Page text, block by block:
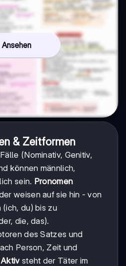
Ansehen
& Zeitformen
(Nominativ, Genitiv,
können männlich,
sein. Pronomen
weisen auf sie hin - von
du) bis zu
die, das).
des Satzes und
Person, Zeit und
Aktivsteht der Täter im